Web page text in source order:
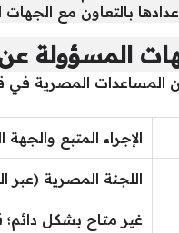
بالتعاون مع الجهات
المسؤولة
المساعدات المصرية في
الإجراء المتبع
اللجنة المصرية (عبر
غير متاح بشكل